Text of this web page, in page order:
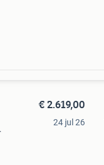
€ 2.619,00
24 jul 26